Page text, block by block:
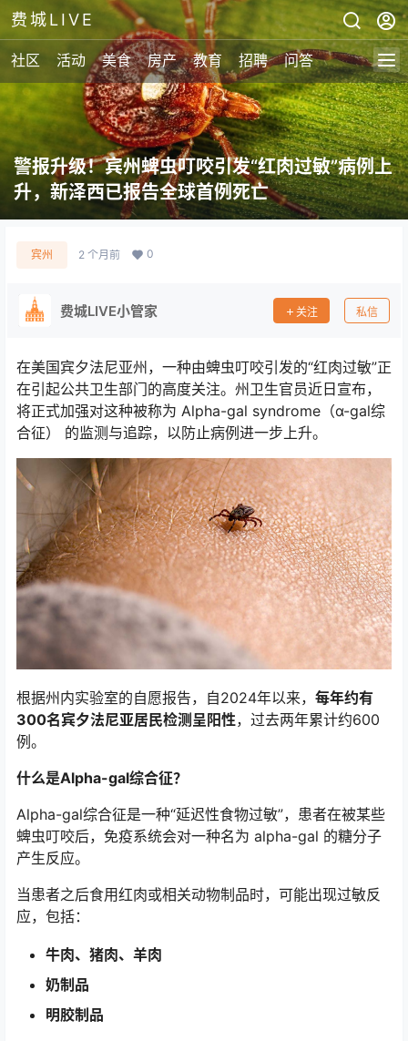
费城LIVE
社区 活动 美食 房产 教育 招聘 问答
警报升级！宾州蜱虫叮咬引发“红肉过敏”病例上
升，新泽西已报告全球首例死亡
宾州 2 个月前 0
费城LIVE小管家 关注 私信
在美国宾夕法尼亚州，一种由蜱虫叮咬引发的“红肉过敏”正
在引起公共卫生部门的高度关注。州卫生官员近日宣布，
将正式加强对这种被称为 Alpha-gal syndrome（α-gal综
合征） 的监测与追踪，以防止病例进一步上升。
根据州内实验室的自愿报告，自2024年以来， 每年约有
300名宾夕法尼亚居民检测呈阳性，过去两年累计约600
例。
什么是Alpha-gal综合征？
Alpha-gal综合征是一种“延迟性食物过敏”，患者在被某些
蜱虫叮咬后，免疫系统会对一种名为 alpha-gal 的糖分子
产生反应。
当患者之后食用红肉或相关动物制品时，可能出现过敏反
应，包括：
牛肉、猪肉、羊肉
奶制品
明胶制品